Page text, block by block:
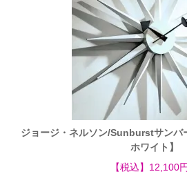
ジョージ・ネルソン/Sunburstサンバ
ホワイト】
【税込】12,100